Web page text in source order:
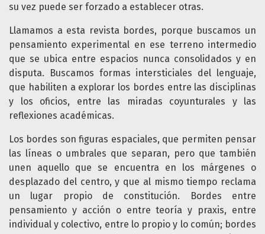
su vez puede ser forzado a establecer otras.
Llamamos a esta revista bordes, porque buscamos un
pensamiento experimental en ese terreno intermedio
que se ubica entre espacios nunca consolidados y en
disputa. Buscamos formas intersticiales del lenguaje,
que habiliten a explorar los bordes entre las disciplinas
y los oficios, entre las miradas coyunturales y las
reflexiones académicas.
Los bordes son figuras espaciales, que permiten pensar
las líneas o umbrales que separan, pero que también
unen aquello que se encuentra en los márgenes o
desplazado del centro, y que al mismo tiempo reclama
un lugar propio de constitución. Bordes entre
pensamiento y acción o entre teoría y praxis, entre
individual y colectivo, entre lo propio y lo común; bordes